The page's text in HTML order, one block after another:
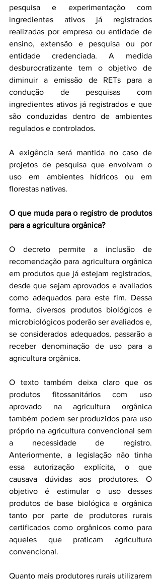
pesquisa e experimentação com
ingredientes ativos já registrados
realizadas por empresa ou entidade de
ensino, extensão e pesquisa ou por
entidade credenciada. A medida
desburocratizante tem o objetivo de
diminuir a emissão de RETs para a
condução de pesquisas com
ingredientes ativos já registrados e que
são conduzidas dentro de ambientes
regulados e controlados.
A exigência será mantida no caso de
projetos de pesquisa que envolvam o
uso em ambientes hídricos ou em
florestas nativas.
O que muda para o registro de produtos
para a agricultura orgânica?
O decreto permite a inclusão de
recomendação para agricultura orgânica
em produtos que já estejam registrados,
desde que sejam aprovados e avaliados
como adequados para este fim. Dessa
forma, diversos produtos biológicos e
microbiológicos poderão ser avaliados e,
se considerados adequados, passarão a
receber denominação de uso para a
agricultura orgânica.
O texto também deixa claro que os
produtos fitossanitários com uso
aprovado na agricultura orgânica
também podem ser produzidos para uso
próprio na agricultura convencional sem
a necessidade de registro.
Anteriormente, a legislação não tinha
essa autorização explícita, o que
causava dúvidas aos produtores. O
objetivo é estimular o uso desses
produtos de base biológica e orgânica
tanto por parte de produtores rurais
certificados como orgânicos como para
aqueles que praticam agricultura
convencional.
Quanto mais produtores rurais utilizarem